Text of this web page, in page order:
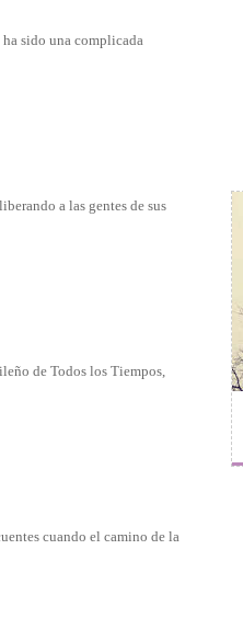
sido una complicada
a las gentes de sus
de Todos los Tiempos,
cuando el camino de la